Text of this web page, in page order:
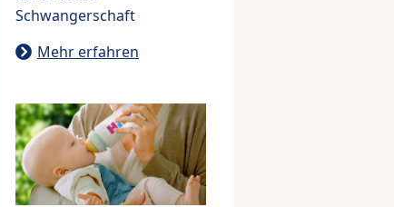
Schwangerschaft
Mehr erfahren